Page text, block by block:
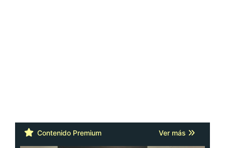
Contenido Premium Ver más